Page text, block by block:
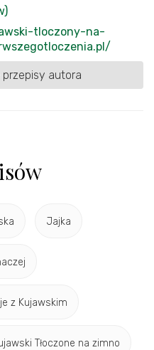
tloczony-na-
autora
Jajka
z Kujawskim
Tłoczone na zimno